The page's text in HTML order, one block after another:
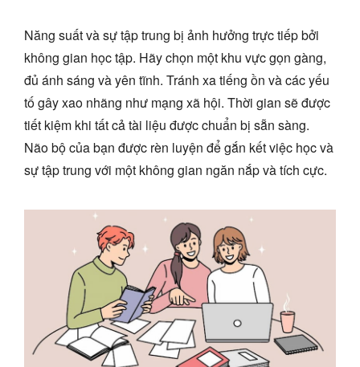
Năng suất và sự tập trung bị ảnh hưởng trực tiếp bởi
không gian học tập. Hãy chọn một khu vực gọn gàng,
đủ ánh sáng và yên tĩnh. Tránh xa tiếng ồn và các yếu
tố gây xao nhãng như mạng xã hội. Thời gian sẽ được
tiết kiệm khi tất cả tài liệu được chuẩn bị sẵn sàng.
Não bộ của bạn được rèn luyện để gắn kết việc học và
sự tập trung với một không gian ngăn nắp và tích cực.